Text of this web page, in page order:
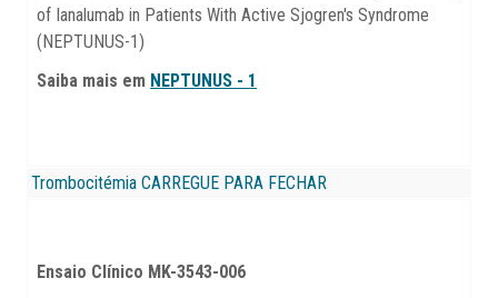
of Ianalumab in Patients With Active Sjogren's Syndrome
(NEPTUNUS-1)
Saiba mais em NEPTUNUS - 1
Trombocitémia CARREGUE PARA FECHAR
Ensaio Clínico MK-3543-006